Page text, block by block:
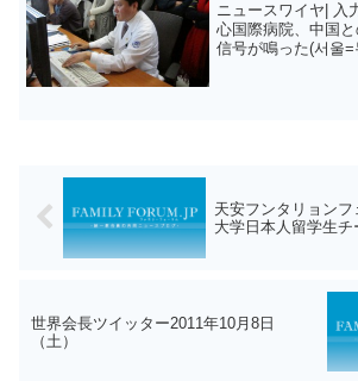
ニュースワイヤ| 入
心国際病院、中国
信号が鳴った(서울
天安フンタリョン
大学日本人留学生チ
世界会長ツイッター2011年10月8日
（土）